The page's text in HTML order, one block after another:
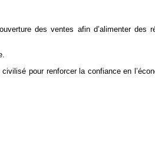
des ventes afin d’alimenter des
pour renforcer la confiance en